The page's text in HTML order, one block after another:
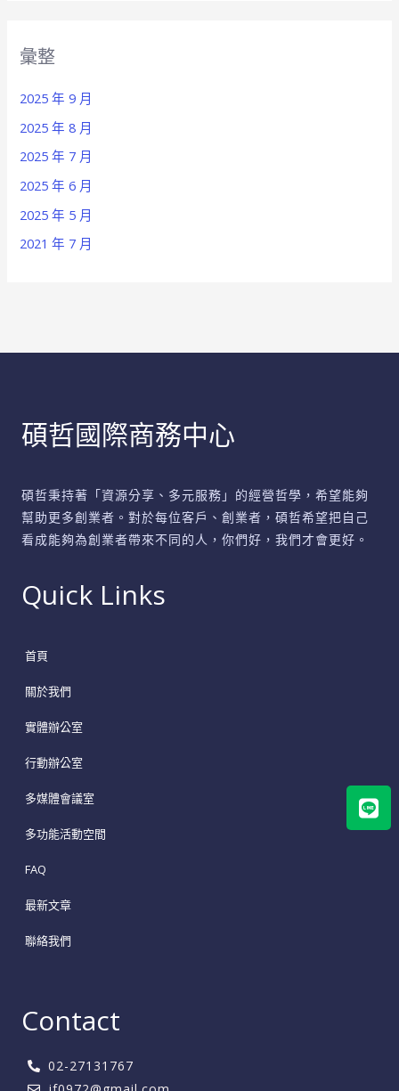
彙整
2025 年 9 月
2025 年 8 月
2025 年 7 月
2025 年 6 月
2025 年 5 月
2021 年 7 月
碩哲國際商務中心
碩哲秉持著「資源分享、多元服務」的經營哲學，希望能夠
幫助更多創業者。對於每位客戶、創業者，碩哲希望把自己
看成能夠為創業者帶來不同的人，你們好，我們才會更好。
Quick Links
首頁
關於我們
實體辦公室
行動辦公室
多媒體會議室
多功能活動空間
FAQ
最新文章
聯絡我們
Contact
02-27131767